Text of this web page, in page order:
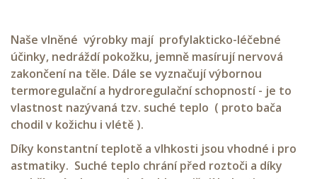
Naše vlněné výrobky mají profylakticko-léčebné
účinky, nedráždí pokožku, jemně masírují nervová
zakončení na těle. Dále se vyznačují výbornou
termoregulační a hydroregulační schopností - je to
vlastnost nazývaná tzv. suché teplo ( proto bača
chodil v kožichu i vlétě ).
Díky konstantní teplotě a vlhkosti jsou vhodné i pro
astmatiky. Suché teplo chrání před roztoči a díky